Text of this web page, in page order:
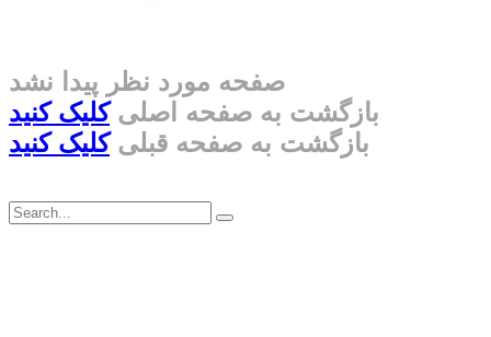
صفحه مورد نظر پیدا نشد
بازگشت به صفحه اصلیکلیک کنید
بازگشت به صفحه قبلیکلیک کنید